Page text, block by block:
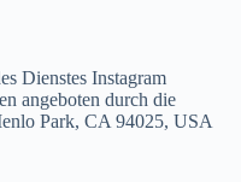
Dienstes Instagram
angeboten durch die
Park, CA 94025, USA